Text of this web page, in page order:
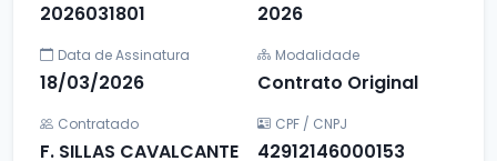
2026031801 2026
Data de Assinatura
18/03/2026
Modalidade
Contrato Original
Contratado
F. SILLAS CAVALCANTE
CPF / CNPJ
42912146000153